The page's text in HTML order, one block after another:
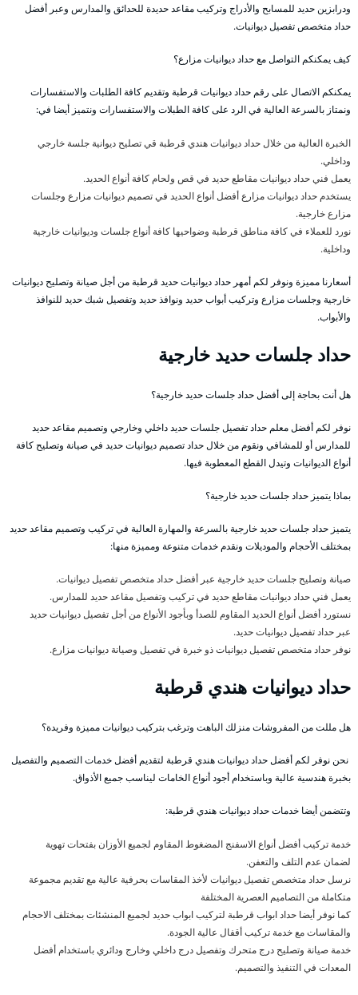
ودرابزين حديد للمسابح والأدراج وتركيب مقاعد حديدة للحدائق والمدارس وعبر أفضل
حداد متخصص تفصيل ديوانيات.
كيف يمكنكم التواصل مع حداد ديوانيات مزارع؟
يمكنكم الاتصال على رقم حداد ديوانيات قرطبة وتقديم كافة الطلبات والاستفسارات
ونمتاز بالسرعة العالية في الرد على كافة الطبلات والاستفسارات ونتميز أيضا في:
الخبرة العالية من خلال حداد ديوانيات هندي قرطبة قي تصليح ديوانية جلسة خارجي
وداخلي.
يعمل فني حداد ديوانيات مقاطع حديد في قص ولحام كافة أنواع الحديد.
يستخدم حداد ديوانيات مزارع أفضل أنواع الحديد في تصميم ديوانيات مزارع وجلسات
مزارع خارجية.
نورد للعملاء في كافة مناطق قرطبة وضواحيها كافة أنواع جلسات وديوانيات خارجية
وداخلية.
أسعارنا مميزة ونوفر لكم أمهر حداد ديوانيات حديد قرطبة من أجل صيانة وتصليح ديوانيات
خارجية وجلسات مزارع وتركيب أبواب حديد ونوافذ حديد وتفصيل شبك حديد للنوافذ
والأبواب.
حداد جلسات حديد خارجية
هل أنت بحاجة إلى أفضل حداد جلسات حديد خارجية؟
نوفر لكم أفضل معلم حداد تفصيل جلسات حديد داخلي وخارجي وتصميم مقاعد حديد
للمدارس أو للمشافي ونقوم من خلال حداد تصميم ديوانيات حديد في صيانة وتصليح كافة
أنواع الديوانيات وتيدل القطع المعطوبة فيها.
بماذا يتميز حداد جلسات حديد خارجية؟
يتميز حداد جلسات حديد خارجية بالسرعة والمهارة العالية في تركيب وتصميم مقاعد حديد
بمختلف الأحجام والموديلات ونقدم خدمات متنوعة ومميزة منها:
صيانة وتصليح جلسات حديد خارجية عبر أفضل حداد متخصص تفصيل ديوانيات.
يعمل فني حداد ديوانيات مقاطع حديد في تركيب وتفصيل مقاعد حديد للمدارس.
نستورد أفضل أنواع الحديد المقاوم للصدأ وبأجود الأنواع من أجل تفصيل ديوانيات حديد
عبر حداد تفصيل ديوانيات حديد.
نوفر حداد متخصص تفصيل ديوانيات ذو خبرة في تفصيل وصيانة ديوانيات مزارع.
حداد ديوانيات هندي قرطبة
هل مللت من المفروشات منزلك الباهت وترغب بتركيب ديوانيات مميزة وفريدة؟
نحن نوفر لكم أفضل حداد ديوانيات هندي قرطبة لتقديم أفضل خدمات التصميم والتفصيل
بخبرة هندسية عالية وباستخدام أجود أنواع الخامات ليناسب جميع الأذواق.
وتتضمن أيضا خدمات حداد ديوانيات هندي قرطبة:
خدمة تركيب أفضل أنواع الاسفنج المضغوط المقاوم لجميع الأوزان بفتحات تهوية
لضمان عدم التلف والتعفن.
نرسل حداد متخصص تفصيل ديوانيات لأخذ المقاسات بحرفية عالية مع تقديم مجموعة
متكاملة من التصاميم العصرية المختلفة
كما نوفر أيضا حداد ابواب قرطبة لتركيب ابواب حديد لجميع المنشئات بمختلف الاحجام
والمقاسات مع خدمة تركيب أقفال عالية الجودة.
خدمة صيانة وتصليح درج متحرك وتفصيل درج داخلي وخارج ودائري باستخدام أفضل
المعدات في التنفيذ والتصميم.